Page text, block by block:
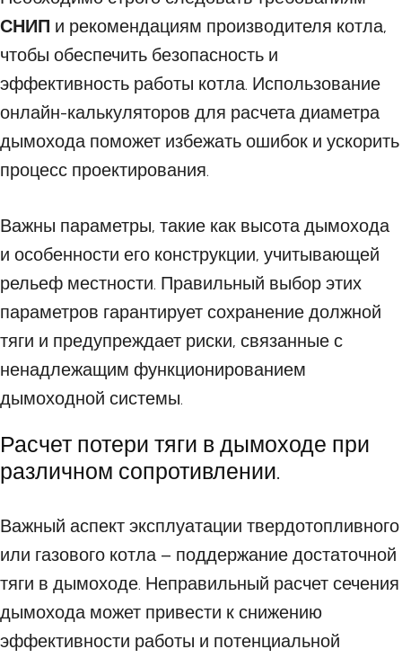
СНИП и рекомендациям производителя котла,
чтобы обеспечить безопасность и
эффективность работы котла. Использование
онлайн-калькуляторов для расчета диаметра
дымохода поможет избежать ошибок и ускорить
процесс проектирования.
Важны параметры, такие как высота дымохода
и особенности его конструкции, учитывающей
рельеф местности. Правильный выбор этих
параметров гарантирует сохранение должной
тяги и предупреждает риски, связанные с
ненадлежащим функционированием
дымоходной системы.
Расчет потери тяги в дымоходе при
различном сопротивлении.
Важный аспект эксплуатации твердотопливного
или газового котла – поддержание достаточной
тяги в дымоходе. Неправильный расчет сечения
дымохода может привести к снижению
эффективности работы и потенциальной